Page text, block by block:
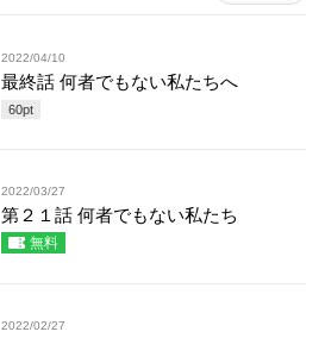
2022/04/10
最終話 何者でもない私たちへ
60pt
2022/03/27
第２１話 何者でもない私たち
無料
2022/02/27